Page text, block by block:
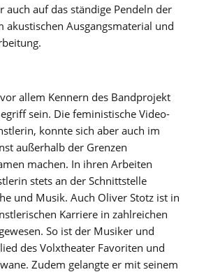
auch auf das ständige Pendeln der
akustischen Ausgangsmaterial und
allem Kennern des Bandprojekt
sein. Die feministische Video-
konnte sich aber auch im
außerhalb der Grenzen
machen. In ihren Arbeiten
stets an der Schnittstelle
und Musik. Auch Oliver Stotz ist in
Karriere in zahlreichen
So ist der Musiker und
des Volxtheater Favoriten und
Zudem gelangte er mit seinem